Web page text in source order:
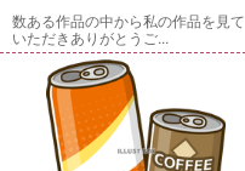
数ある作品の中から私の作品を見て
いただきありがとうご...